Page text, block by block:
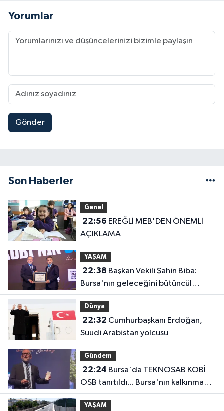
Yorumlar
Gönder
Son Haberler
Genel
22:56
AÇIKLAMA
YAŞAM
22:38
Bursa'nın geleceğini bütüncül
anlayışla planlıyoruz
Dünya
22:32
Suudi Arabistan yolcusu
Gündem
22:24
OSB tanıtıldı... Bursa'nın kalkınma
yolculuğunda yeni dönem
YAŞAM